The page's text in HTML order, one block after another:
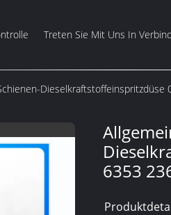
Treten Sie Mit Uns In
Dieselkraftstoffeinspritzdüse
6353